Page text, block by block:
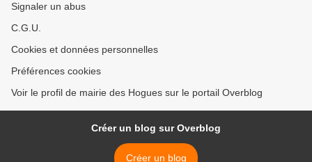
Signaler un abus
C.G.U.
Cookies et données personnelles
Préférences cookies
Voir le profil de mairie des Hogues sur le portail Overblog
Créer un blog sur Overblog
Créer un blog